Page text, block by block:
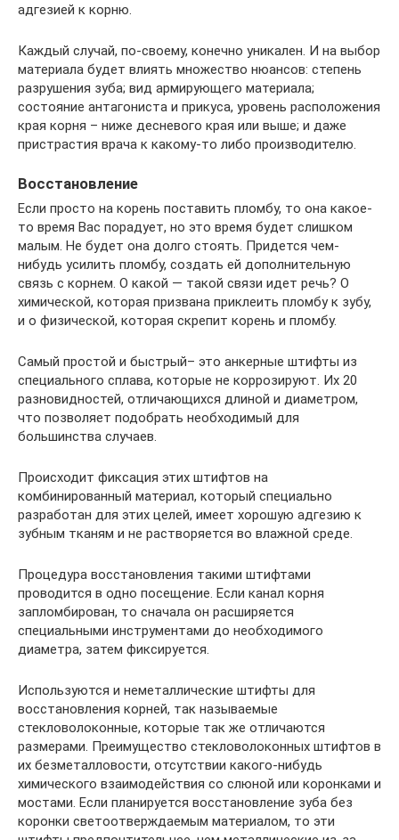
адгезией к корню.
Каждый случай, по-своему, конечно уникален. И на выбор
материала будет влиять множество нюансов: степень
разрушения зуба; вид армирующего материала;
состояние антагониста и прикуса, уровень расположения
края корня – ниже десневого края или выше; и даже
пристрастия врача к какому-то либо производителю.
Восстановление
Если просто на корень поставить пломбу, то она какое-
то время Вас порадует, но это время будет слишком
малым. Не будет она долго стоять. Придется чем-
нибудь усилить пломбу, создать ей дополнительную
связь с корнем. О какой — такой связи идет речь? О
химической, которая призвана приклеить пломбу к зубу,
и о физической, которая скрепит корень и пломбу.
Самый простой и быстрый– это анкерные штифты из
специального сплава, которые не коррозируют. Их 20
разновидностей, отличающихся длиной и диаметром,
что позволяет подобрать необходимый для
большинства случаев.
Происходит фиксация этих штифтов на
комбинированный материал, который специально
разработан для этих целей, имеет хорошую адгезию к
зубным тканям и не растворяется во влажной среде.
Процедура восстановления такими штифтами
проводится в одно посещение. Если канал корня
запломбирован, то сначала он расширяется
специальными инструментами до необходимого
диаметра, затем фиксируется.
Используются и неметаллические штифты для
восстановления корней, так называемые
стекловолоконные, которые так же отличаются
размерами. Преимущество стекловолоконных штифтов в
их безметалловости, отсутствии какого-нибудь
химического взаимодействия со слюной или коронками и
мостами. Если планируется восстановление зуба без
коронки светоотверждаемым материалом, то эти